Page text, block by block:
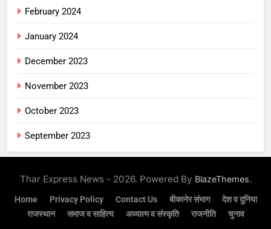
February 2024
January 2024
December 2023
November 2023
October 2023
September 2023
Thar Express News - 2026. Powered By BlazeThemes.
Home Privacy Policy Contact Us बीकानेर संभाग
देश व दुनिया
राजस्थान
समाज व साहित्य अध्यात्म व संस्कृति राजनीति चुनाव